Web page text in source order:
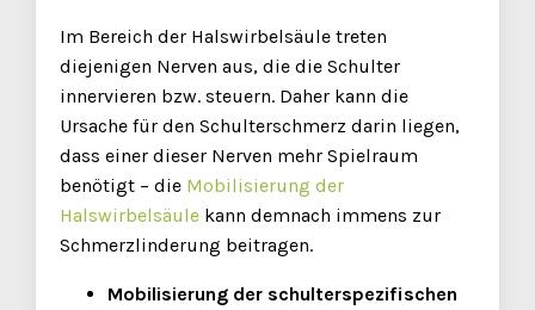
Im Bereich der Halswirbelsäule treten
diejenigen Nerven aus, die die Schulter
innervieren bzw. steuern. Daher kann die
Ursache für den Schulterschmerz darin liegen,
dass einer dieser Nerven mehr Spielraum
benötigt – die Mobilisierung der
Halswirbelsäule kann demnach immens zur
Schmerzlinderung beitragen.
Mobilisierung der schulterspezifischen